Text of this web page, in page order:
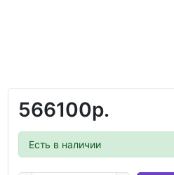
566100р.
Есть в наличии